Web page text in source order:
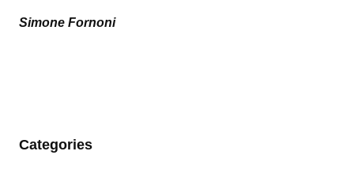
Simone Fornoni
Categories